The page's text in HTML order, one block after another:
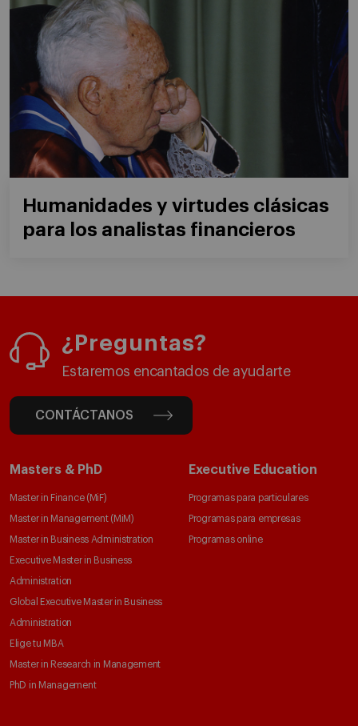
Humanidades y virtudes clásicas
para los analistas financieros
¿Preguntas?
Estaremos encantados de ayudarte
CONTÁCTANOS
Masters & PhD
Master in Finance (MiF)
Master in Management (MiM)
Master in Business Administration
Executive Master in Business
Administration
Global Executive Master in Business
Administration
Elige tu MBA
Master in Research in Management
PhD in Management
Executive Education
Programas para particulares
Programas para empresas
Programas online